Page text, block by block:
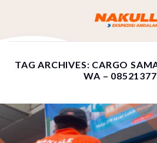
content
TAG ARCHIVES: CARGO
WA –